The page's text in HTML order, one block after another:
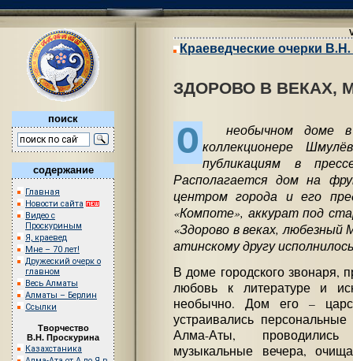
поиск
содержание
Главная
Новости сайта
Видео с
Проскуриным
Я, краевед
Мне – 70 лет!
Дружеский очерк о
главном
Весь Алматы
Алматы – Берлин
Ссылки
Творчество
В.Н. Проскурина
Казахстаника
Краеведческие очерки
ЗДОРОВО В ВЕКАХ,
О
необычном доме в
коллекционере
публикациям в
Располагается дом на
центром города и его
«Компоте», аккурат под
«Здорово в веках,
атинскому другу
В доме городского звонаря,
любовь к литературе и
необычно. Дом его –
устраивались
Алма-Аты, проводились
музыкальные вечера,